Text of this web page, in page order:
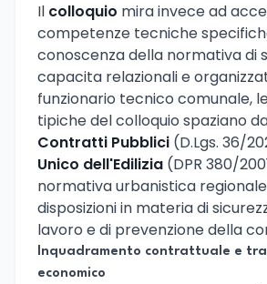
Il colloquio mira invece ad
competenze tecniche
conoscenza della normativa di
capacita relazionali e
funzionario tecnico comunale,
tipiche del colloquio spaziano
Contratti Pubblici (D.Lgs. 36/
Unico dell'Edilizia (DPR 380/
normativa urbanistica
disposizioni in materia di
lavoro e di prevenzione della
Inquadramento contrattuale e
economico